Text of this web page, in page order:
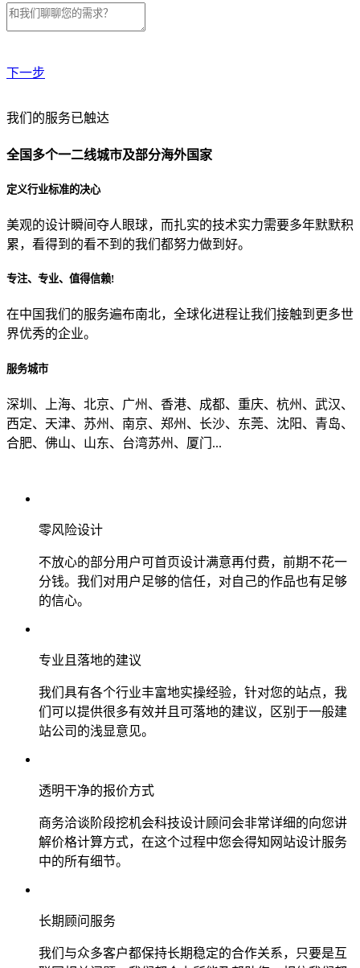
下一步
贵公司预算范围是？
贵公司的团队规模是？
目前主要的营销渠道是？
我们的服务已触达
全国多个一二线城市及部分海外国家
定义行业标准的决心
美观的设计瞬间夺人眼球，而扎实的技术实力需要多年默默积
累，看得到的看不到的我们都努力做到好。
专注、专业、值得信赖!
在中国我们的服务遍布南北，全球化进程让我们接触到更多世
界优秀的企业。
服务城市
深圳、上海、北京、广州、香港、成都、重庆、杭州、武汉、
西定、天津、苏州、南京、郑州、长沙、东莞、沈阳、青岛、
合肥、佛山、山东、台湾苏州、厦门...
零风险设计
不放心的部分用户可首页设计满意再付费，前期不花一
分钱。我们对用户足够的信任，对自己的作品也有足够
的信心。
专业且落地的建议
我们具有各个行业丰富地实操经验，针对您的站点，我
们可以提供很多有效并且可落地的建议，区别于一般建
站公司的浅显意见。
透明干净的报价方式
商务洽谈阶段挖机会科技设计顾问会非常详细的向您讲
解价格计算方式，在这个过程中您会得知网站设计服务
中的所有细节。
长期顾问服务
我们与众多客户都保持长期稳定的合作关系，只要是互